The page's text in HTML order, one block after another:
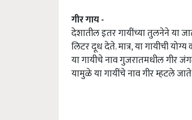
गीर गाय -
देशातील इतर गायींच्या तुलनेने या
लिटर दूध देते. मात्र, या गायीची
या गायीचे नाव गुजरातमधील गीर
यामुळे या गायींचे नाव गीर म्हटले